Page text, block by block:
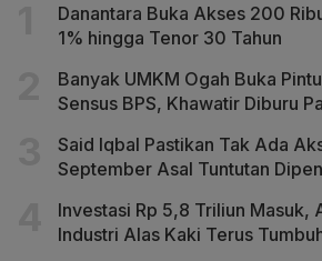
Danantara Buka Akses 200
1% hingga Tenor 30 Tahun
Banyak UMKM Ogah Buka
Sensus BPS, Khawatir Diburu
Said Iqbal Pastikan Tak Ada
September Asal Tuntutan
Investasi Rp 5,8 Triliun Masuk,
Industri Alas Kaki Terus